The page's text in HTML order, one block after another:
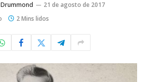
21 de agosto de 2017
2 Mins lidos